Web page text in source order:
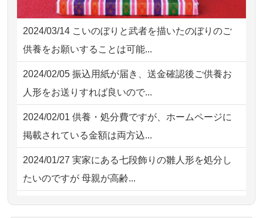
2026/07/31 08:41 埼玉県の方からお申込み
2026/07/30 22:27 墨田区の方からお申込み
2026/07/30 17:02 神奈川の方からお申込み
た。 手続...
2026/07/18 大切にしていたお人形をきちんと供養
してくださ...
2026/07/15 子供の頃から可愛がってきた七段飾り
の雛人形で...
2026/07/15 お客様の声を読み、丁寧に供養してい
ただけそう...
2026/07/13 遠方からでもご依頼出来る点と申込ま
での方法が...
2024/03/14 こいのぼりと武者を描いたのぼりのご
供養をお願いすることは可能...
2024/02/05 振込用紙が届き、送金確認後ご供養お
人形をお送りすれば良いので...
2024/02/01 供養・処分費ですが、ホームページに
掲載されている金額は両方込...
2024/01/27 実家にある七段飾りの雛人形を処分し
たいのですが 母親が高齢...
2024/01/13剥製の供養・処分をお願いできます